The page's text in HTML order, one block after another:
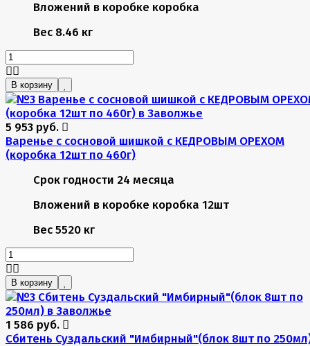
Вложений в коробке коробка
Вес 8.46 кг
В корзину
5 953 руб.
Варенье с сосновой шишкой с КЕДРОВЫМ ОРЕХОМ
(коробка 12шт по 460г)
Срок годности 24 месяца
Вложений в коробке коробка 12шт
Вес 5520 кг
В корзину
1 586 руб.
Сбитень Суздальский "Имбирный"(блок 8шт по